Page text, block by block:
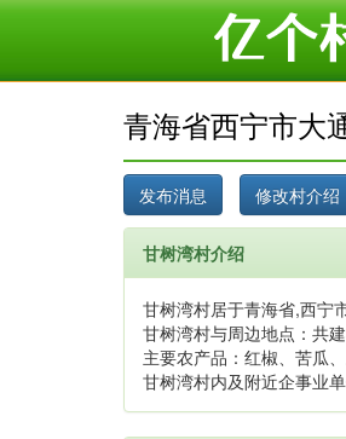
青海省西宁市大
甘树湾村介绍
甘树湾村居于青海省,西宁
甘树湾村与周边地点：共
主要农产品：红椒、苦瓜
甘树湾村内及附近企事业